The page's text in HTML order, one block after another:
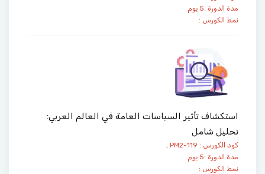
مدة الدورة :5 يوم
نمط الكورس :
استكشاف تأثير السياسات العامة في العالم العربي:
تحليل شامل
كود الكورس : PM2-119 ,
مدة الدورة :5 يوم
نمط الكورس :